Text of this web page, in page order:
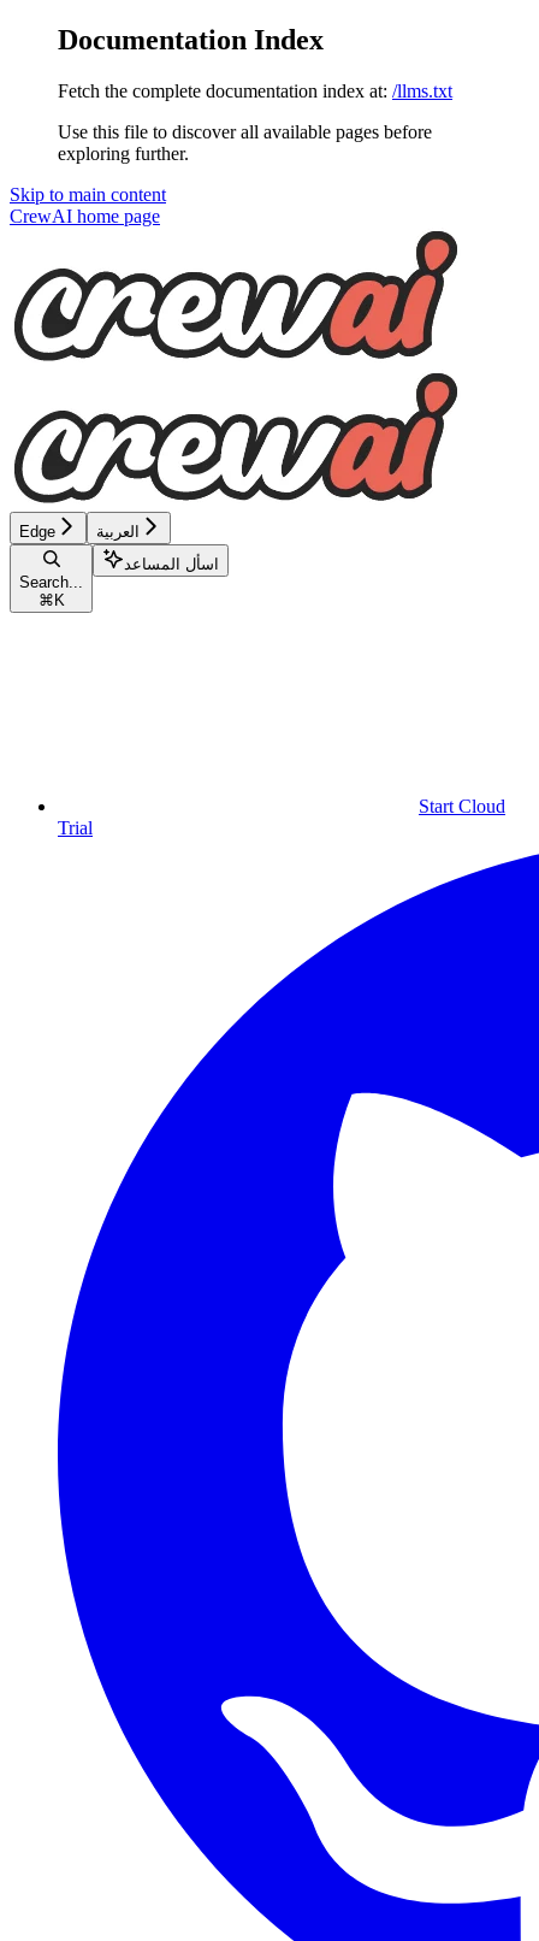
Documentation Index
Fetch the complete documentation index at: /llms.txt
Use this file to discover all available pages before
exploring further.
Skip to main content
CrewAI home page
Edge العربية
Search...
⌘ K
اسأل المساعد
Start Cloud
Trial